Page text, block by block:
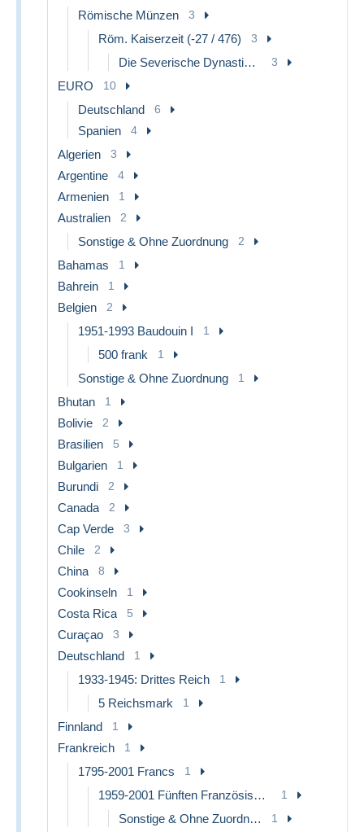
Römische Münzen 3
Röm. Kaiserzeit (-27 / 476) 3
Die Severische Dynastie (193 / 235) 3
EURO 10
Deutschland 6
Spanien 4
Algerien 3
Argentine 4
Armenien 1
Australien 2
Sonstige & Ohne Zuordnung 2
Bahamas 1
Bahrein 1
Belgien 2
1951-1993 Baudouin I 1
500 frank 1
Sonstige & Ohne Zuordnung 1
Bhutan 1
Bolivie 2
Brasilien 5
Bulgarien 1
Burundi 2
Canada 2
Cap Verde 3
Chile 2
China 8
Cookinseln 1
Costa Rica 5
Curaçao 3
Deutschland 1
1933-1945: Drittes Reich 1
5 Reichsmark 1
Finnland 1
Frankreich 1
1795-2001 Francs 1
1959-2001 Fünften Französischen Republik 1
Sonstige & Ohne Zuordnung 1